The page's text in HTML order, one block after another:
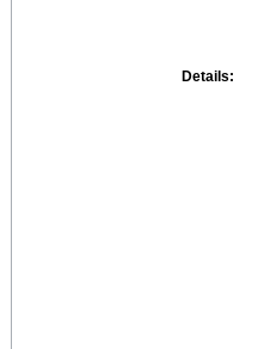
Details: